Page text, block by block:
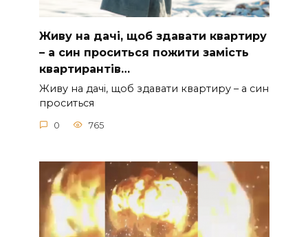
Живу на дачі, щоб здавати квартиру
– а син проситься пожити замість
квартирантів…
Живу на дачі, щоб здавати квартиру – а син
проситься
0 765